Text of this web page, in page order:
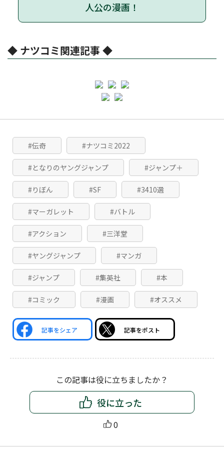
人公の漫画！
◆ ナツコミ関連記事 ◆
#伝奇 #ナツコミ2022
#となりのヤングジャンプ #ジャンプ＋
#りぼん #SF #3410選
#マーガレット #バトル
#アクション #三洋堂
#ヤングジャンプ #マンガ
#ジャンプ #集英社 #本
#コミック #漫画 #オススメ
記事をシェア 記事をポスト
この記事は役に立ちましたか？
役に立った
0